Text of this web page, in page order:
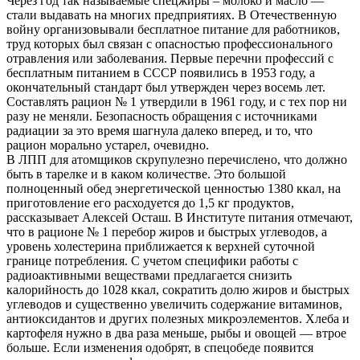
стали выдавать на многих предприятиях. В Отечественную
войну организовывали бесплатное питание для работников,
труд которых был связан с опасностью профессионального
отравления или заболевания. Первые перечни профессий с
бесплатным питанием в СССР появились в 1953 году, а
окончательный стандарт был утвержден через восемь лет.
Составлять рацион № 1 утвердили в 1961 году, и с тех пор ни
разу не меняли. Безопасность обращения с источниками
радиации за это время шагнула далеко вперед, и то, что
рацион морально устарел, очевидно.
В ЛПП для атомщиков скрупулезно перечислено, что должно
быть в тарелке и в каком количестве. Это большой
полноценный обед энергетической ценностью 1380 ккал, на
приготовление его расходуется до 1,5 кг продуктов,
рассказывает Алексей Осташ. В Институте питания отмечают,
что в рационе № 1 перебор жиров и быстрых углеводов, а
уровень холестерина приближается к верхней суточной
границе потребления. С учетом специфики работы с
радиоактивными веществами предлагается снизить
калорийность до 1028 ккал, сократить долю жиров и быстрых
углеводов и существенно увеличить содержание витаминов,
антиоксидантов и других полезных микроэлементов. Хлеба и
картофеля нужно в два раза меньше, рыбы и овощей — втрое
больше. Если изменения одобрят, в спецобеде появится